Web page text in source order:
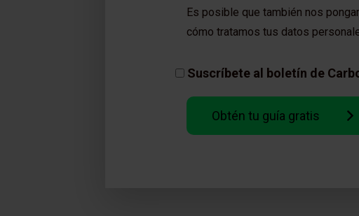
Es posible que también nos
cómo tratamos tus datos
Suscríbete al boletín de